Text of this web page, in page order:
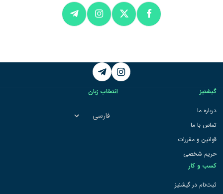
Instagram
Telegram
گیشنیز
درباره ما
تماس با ما
قوانین و مقررات
حریم شخصی
کسب و کار
ثبت‌نام در گیشنیز
انتخاب زبان
انتخاب
زبان